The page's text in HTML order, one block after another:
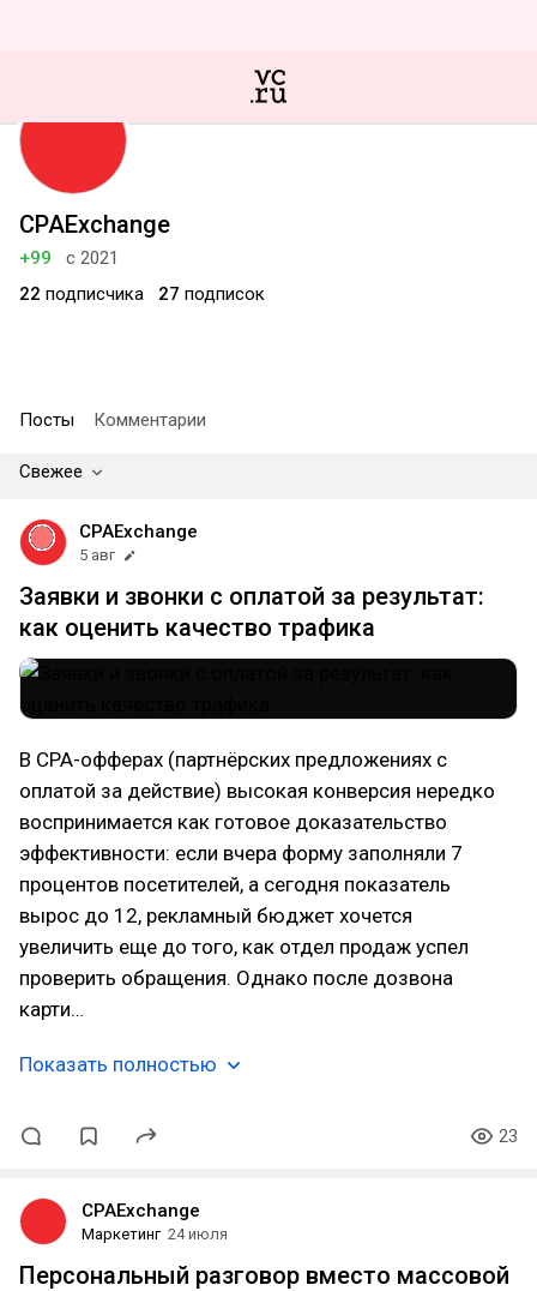
CPAExchange
+99
с 2021
22 подписчика 27 подписок
Посты Комментарии
Свежее
CPAExchange
5 авг
Заявки и звонки с оплатой за результат:
как оценить качество трафика
В CPA-офферах (партнёрских предложениях с
оплатой за действие) высокая конверсия нередко
воспринимается как готовое доказательство
эффективности: если вчера форму заполняли 7
процентов посетителей, а сегодня показатель
вырос до 12, рекламный бюджет хочется
увеличить еще до того, как отдел продаж успел
проверить обращения. Однако после дозвона
карти…
Показать полностью
23
CPAExchange
Маркетинг 24 июля
Персональный разговор вместо массовой